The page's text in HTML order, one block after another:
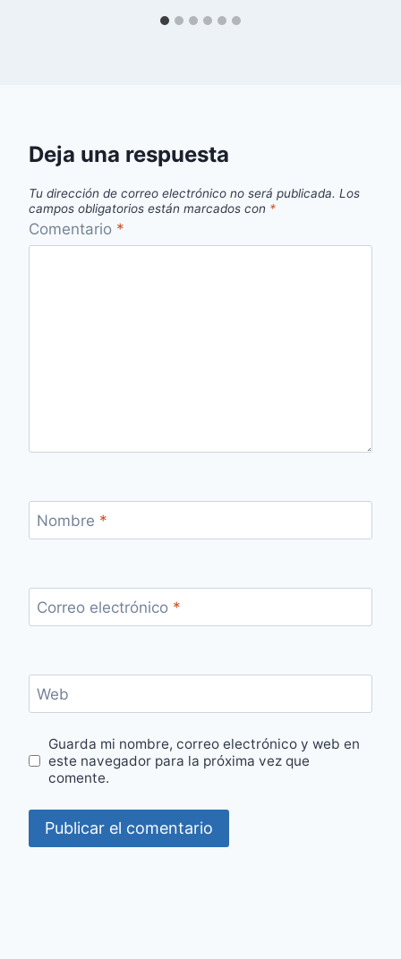
Deja una respuesta
Tu dirección de correo electrónico no será publicada. Los
campos obligatorios están marcados con *
Comentario *
Nombre *
Correo electrónico *
Web
Guarda mi nombre, correo electrónico y web en
este navegador para la próxima vez que
comente.